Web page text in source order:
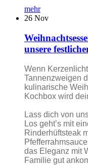
mehr
26 Nov
unsere
Wenn
Tannenzweigen
kulinarische
Kochbox wird
Lass dich von
Los geht’s mit
Rinderhüftsteak
das Eleganz mit
Familie gut